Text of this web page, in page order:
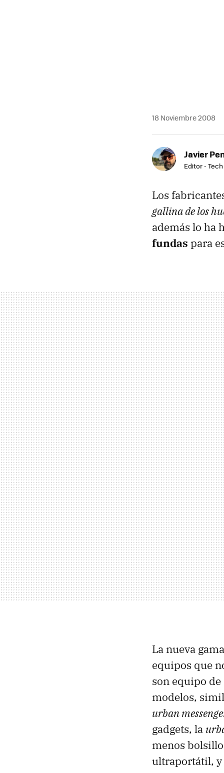
18 Noviembre 2008
Javier
Editor - Tech
Los
gallina de los
además lo ha
fundas para
La nueva
equipos que
son equipo
modelos,
urban
gadgets, la
menos
ultraportátil, y